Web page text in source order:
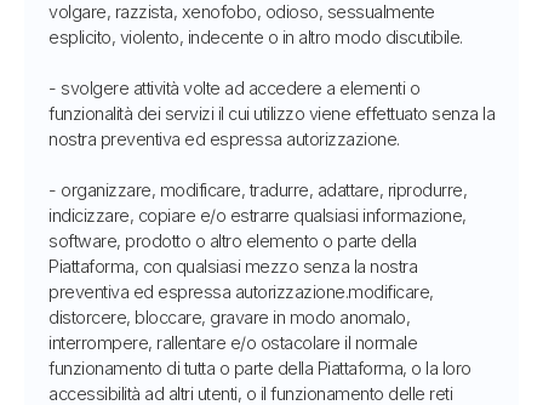
volgare, razzista, xenofobo, odioso, sessualmente
esplicito, violento, indecente o in altro modo discutibile.
- svolgere attività volte ad accedere a elementi o
funzionalità dei servizi il cui utilizzo viene effettuato senza la
nostra preventiva ed espressa autorizzazione.
- organizzare, modificare, tradurre, adattare, riprodurre,
indicizzare, copiare e/o estrarre qualsiasi informazione,
software, prodotto o altro elemento o parte della
Piattaforma, con qualsiasi mezzo senza la nostra
preventiva ed espressa autorizzazione.modificare,
distorcere, bloccare, gravare in modo anomalo,
interrompere, rallentare e/o ostacolare il normale
funzionamento di tutta o parte della Piattaforma, o la loro
accessibilità ad altri utenti, o il funzionamento delle reti